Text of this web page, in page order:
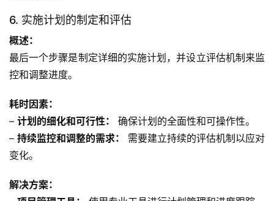
6. 实施计划的制定和评估
概述：
最后一个步骤是制定详细的实施计划，并设立评估机制来监
控和调整进度。
耗时因素：
– 计划的细化和可行性：
确保计划的全面性和可操作性。
– 持续监控和调整的需求：
需要建立持续的评估机制以应对
变化。
解决方案：